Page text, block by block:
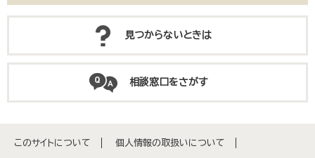
見つからないときは
相談窓口をさがす
このサイトについて 個人情報の取扱いについて